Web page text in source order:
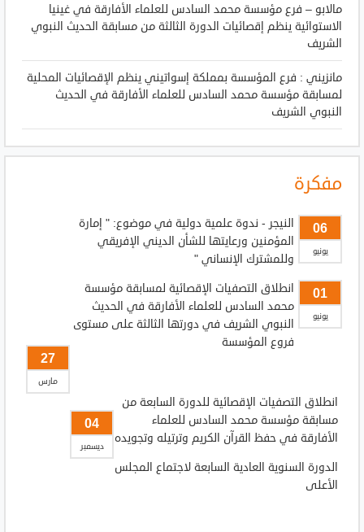
مالابو – فرع مؤسسة محمد السادس للعلماء الأفارقة في غينيا
الاستوائية ينظم إقصائيات الدورة الثالثة من مسابقة الحديث النبوي
الشريف
مانزيني : فرع المؤسسة بمملكة إسواتيني ينظم الإقصائيات المحلية
لمسابقة مؤسسة محمد السادس للعلماء الأفارقة في الحديث
النبوي الشريف
مفكرة
06
يونيو
النيجر - ندوة علمية دولية في موضوع: " إمارة
المؤمنين ورعايتها للشأن الديني الإفريقي
وللمشترك الإنساني "
01
يونيو
انطلاق التصفيات الإقصائية لمسابقة مؤسسة
محمد السادس للعلماء الأفارقة في الحديث
النبوي الشريف في دورتها الثالثة على مستوى
فروع المؤسسة
27
مارس
انطلاق التصفيات الإقصائية للدورة السابعة من
مسابقة مؤسسة محمد السادس للعلماء
الأفارقة في حفظ القرآن الكريم وترتيله وتجويده
04
ديسمبر
الدورة السنوية العادية السابعة لاجتماع المجلس
الأعلى